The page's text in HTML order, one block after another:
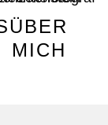
ÜBER
MICH